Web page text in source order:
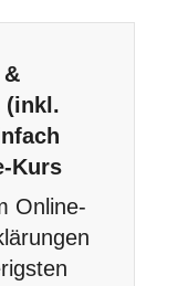
(inkl.
Kurs
Online-